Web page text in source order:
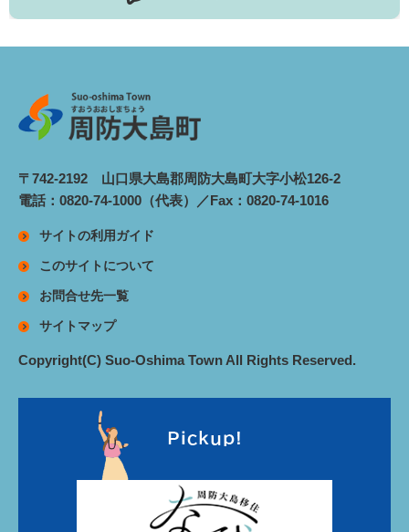
〒742-2192 山口県大島郡周防大島町大字小松126-2
電話：0820-74-1000（代表）／Fax：0820-74-1016
サイトの利用ガイド
このサイトについて
お問合せ先一覧
サイトマップ
Copyright(C) Suo-Oshima Town All Rights Reserved.